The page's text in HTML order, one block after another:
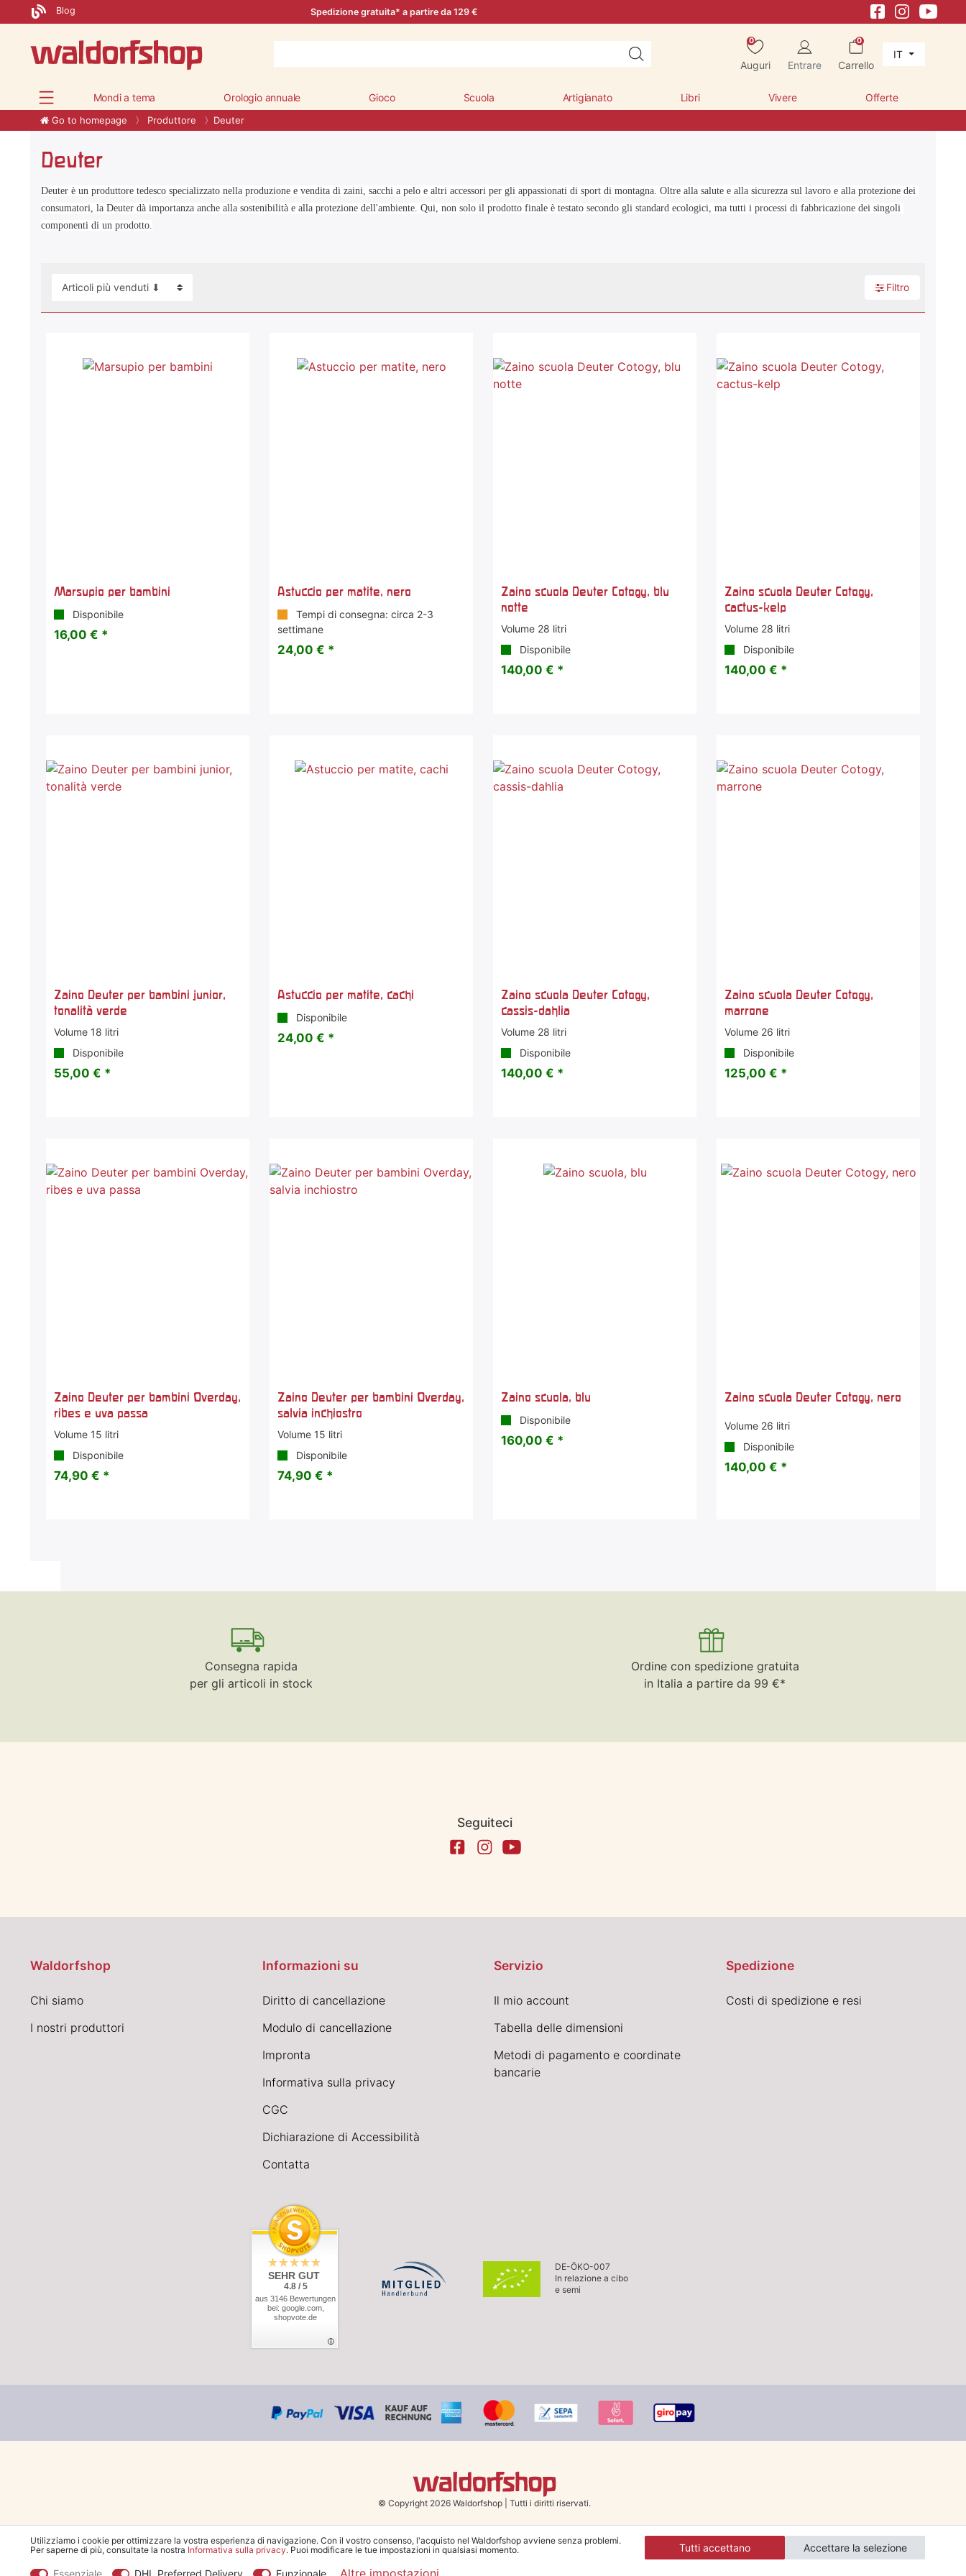
Blog Spedizione gratuita* a partire da 129 €
0
Auguri Entrare
0
Carrello
IT
Mondi a tema Orologio annuale Gioco Scuola Artigianato Libri Vivere Offerte
Go to homepage Produttore Deuter
Deuter
Deuter è un produttore tedesco specializzato nella produzione e vendita di zaini, sacchi a pelo e altri accessori per gli appassionati di sport di montagna. Oltre alla salute e alla sicurezza sul lavoro e alla protezione dei
consumatori, la Deuter dà importanza anche alla sostenibilità e alla protezione dell'ambiente. Qui, non solo il prodotto finale è testato secondo gli standard ecologici, ma tutti i processi di fabbricazione dei singoli
componenti di un prodotto.
Filtro
Marsupio per bambini
Disponibile
16,00 € *
Astuccio per matite, nero
Tempi di consegna: circa 2-3
settimane
24,00 € *
Zaino scuola Deuter Cotogy, blu
notte
Volume 28 litri
Disponibile
140,00 € *
Zaino scuola Deuter Cotogy,
cactus-kelp
Volume 28 litri
Disponibile
140,00 € *
Zaino Deuter per bambini junior,
tonalità verde
Volume 18 litri
Disponibile
55,00 € *
Astuccio per matite, cachi
Disponibile
24,00 € *
Zaino scuola Deuter Cotogy,
cassis-dahlia
Volume 28 litri
Disponibile
140,00 € *
Zaino scuola Deuter Cotogy,
marrone
Volume 26 litri
Disponibile
125,00 € *
Zaino Deuter per bambini Overday,
ribes e uva passa
Volume 15 litri
Disponibile
74,90 € *
Zaino Deuter per bambini Overday,
salvia inchiostro
Volume 15 litri
Disponibile
74,90 € *
Zaino scuola, blu
Disponibile
160,00 € *
Zaino scuola Deuter Cotogy, nero
Volume 26 litri
Disponibile
140,00 € *
Consegna rapida
per gli articoli in stock
Ordine con spedizione gratuita
in Italia a partire da 99 €*
Seguiteci
Waldorfshop
Chi siamo
I nostri produttori
Informazioni su
Diritto di cancellazione
Modulo di cancellazione
Impronta
Informativa sulla privacy
CGC
Dichiarazione di Accessibilità
Contatta
Servizio
Il mio account
Tabella delle dimensioni
Metodi di pagamento e coordinate
bancarie
Spedizione
Costi di spedizione e resi
SEHR GUT
4.8 / 5
aus 3146 Bewertungen
bei: google.com,
shopvote.de
DE-ÖKO-007
In relazione a cibo
e semi
© Copyright 2026 Waldorfshop Tutti i diritti riservati.
*Ordina la spedizione gratuita in Italia a partire da 99 €. Sono escluse le merci ingombranti.
Utilizziamo i cookie per ottimizzare la vostra esperienza di navigazione. Con il vostro consenso, l'acquisto nel Waldorfshop avviene senza problemi.
Per saperne di più, consultate la nostra Informativa sulla privacy. Puoi modificare le tue impostazioni in qualsiasi momento.
Essenziale DHL Preferred Delivery Funzionale Altre impostazioni
Tutti accettano Accettare la selezione